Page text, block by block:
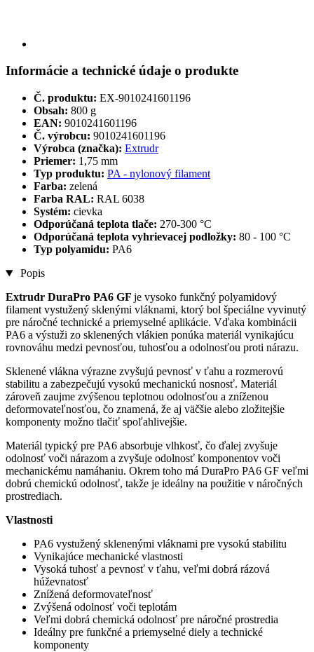
Informácie a technické údaje o produkte
Č. produktu: EX-9010241601196
Obsah: 800 g
EAN: 9010241601196
Č. výrobcu: 9010241601196
Výrobca (značka): Extrudr
Priemer: 1,75 mm
Typ produktu: PA - nylonový filament
Farba: zelená
Farba RAL: RAL 6038
Systém: cievka
Odporúčaná teplota tlače: 270-300 °C
Odporúčaná teplota vyhrievacej podložky: 80 - 100 °C
Typ polyamidu: PA6
Popis
Extrudr DuraPro PA6 GF je vysoko funkčný polyamidový
filament vystužený sklenými vláknami, ktorý bol špeciálne vyvinutý
pre náročné technické a priemyselné aplikácie. Vďaka kombinácii
PA6 a výstuži zo sklenených vlákien ponúka materiál vynikajúcu
rovnováhu medzi pevnosťou, tuhosťou a odolnosťou proti nárazu.
Sklenené vlákna výrazne zvyšujú pevnosť v ťahu a rozmerovú
stabilitu a zabezpečujú vysokú mechanickú nosnosť. Materiál
zároveň zaujme zvýšenou teplotnou odolnosťou a zníženou
deformovateľnosťou, čo znamená, že aj väčšie alebo zložitejšie
komponenty možno tlačiť spoľahlivejšie.
Materiál typický pre PA6 absorbuje vlhkosť, čo ďalej zvyšuje
odolnosť voči nárazom a zvyšuje odolnosť komponentov voči
mechanickému namáhaniu. Okrem toho má DuraPro PA6 GF veľmi
dobrú chemickú odolnosť, takže je ideálny na použitie v náročných
prostrediach.
Vlastnosti
PA6 vystužený sklenenými vláknami pre vysokú stabilitu
Vynikajúce mechanické vlastnosti
Vysoká tuhosť a pevnosť v ťahu, veľmi dobrá rázová
húževnatosť
Znížená deformovateľnosť
Zvýšená odolnosť voči teplotám
Veľmi dobrá chemická odolnosť pre náročné prostredia
Ideálny pre funkčné a priemyselné diely a technické
komponenty